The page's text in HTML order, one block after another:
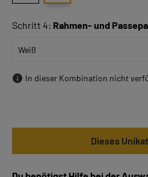
Schritt 4: Rahmen- und
In dieser Kombination nicht
Dieses